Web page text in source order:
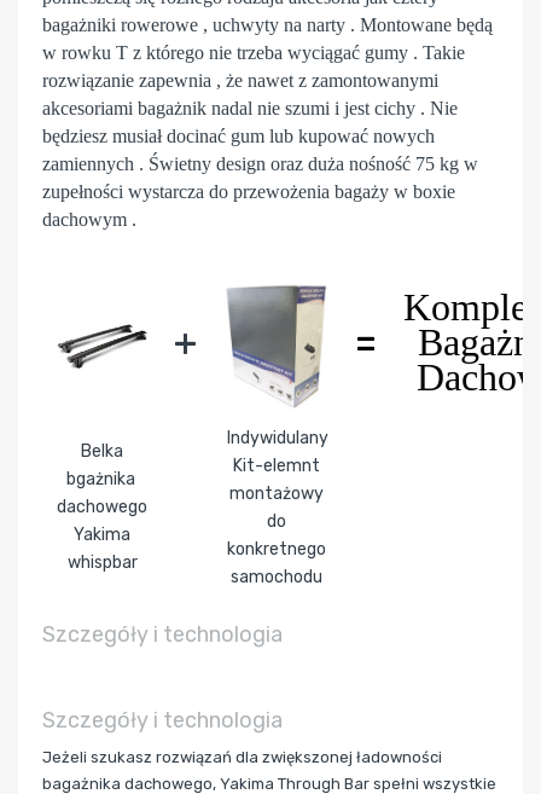
bagażniki rowerowe , uchwyty na narty . Montowane będą
w rowku T z którego nie trzeba wyciągać gumy . Takie
rozwiązanie zapewnia , że nawet z zamontowanymi
akcesoriami bagażnik nadal nie szumi i jest cichy . Nie
będziesz musiał docinać gum lub kupować nowych
zamiennych . Świetny design oraz duża nośność 75 kg w
zupełności wystarcza do przewożenia bagaży w boxie
dachowym .
+ =
Belka
bgażnika
dachowego
Yakima
whispbar
Indywidulany
Kit-elemnt
montażowy
do
konkretnego
samochodu
Szczegóły i technologia
Szczegóły i technologia
Jeżeli szukasz rozwiązań dla zwiększonej ładowności
bagażnika dachowego, Yakima Through Bar spełni wszystkie